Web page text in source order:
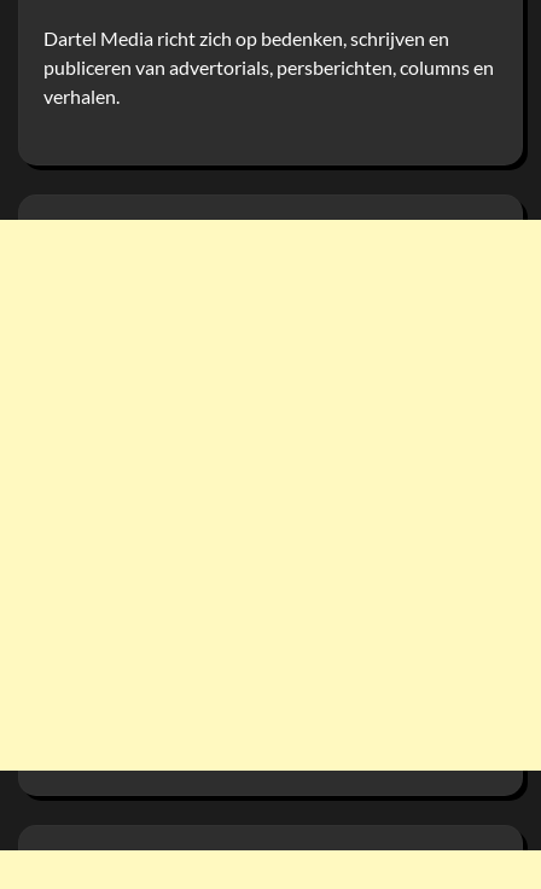
Dartel Media richt zich op bedenken, schrijven en
publiceren van advertorials, persberichten, columns en
verhalen.